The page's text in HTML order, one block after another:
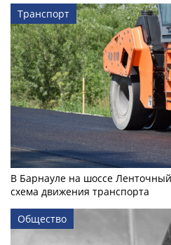
Транспорт
В Барнауле на шоссе
схема движения транспорта
Общество